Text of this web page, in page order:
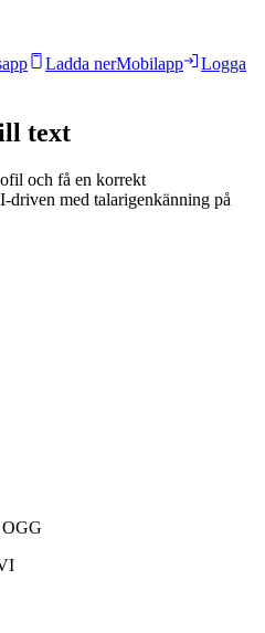
Ladda nerMobilapp
Logga
text
och få en korrekt
driven med talarigenkänning på